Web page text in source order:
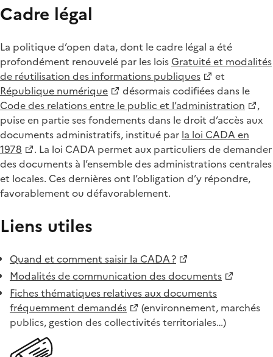
Cadre légal
La politique d’open data, dont le cadre légal a été
profondément renouvelé par les loisGratuité et modalités
de réutilisation des informations publiques
et
République numérique
désormais codifiées dans le
Code des relations entre le public et l’administration
,
puise en partie ses fondements dans le droit d’accès aux
documents administratifs, institué par la loi CADA en
1978
. La loi CADA permet aux particuliers de demander
des documents à l’ensemble des administrations centrales
et locales. Ces dernières ont l’obligation d’y répondre,
favorablement ou défavorablement.
Liens utiles
Quand et comment saisir la CADA ?
Modalités de communication des documents
Fiches thématiques relatives aux documents
fréquemment demandés
(environnement, marchés
publics, gestion des collectivités territoriales…)